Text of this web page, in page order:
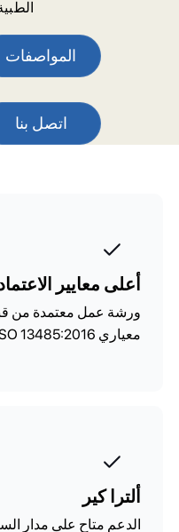
المواصفات
اتصل بنا
أعلى معايير
معياري ISO 13485:2016 و ISO 9001:2015.
ألترا كير
الدعم متاح على مدار